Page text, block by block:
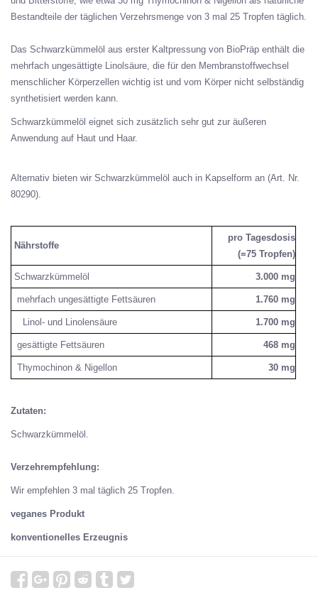
Bestandteile der täglichen Verzehrsmenge von 3 mal 25 Tropfen täglich.
Das Schwarzkümmelöl aus erster Kaltpressung von BioPräp enthält die
mehrfach ungesättigte Linolsäure, die für den Membranstoffwechsel
menschlicher Körperzellen wichtig ist und vom Körper nicht selbständig
synthetisiert werden kann.
Schwarzkümmelöl eignet sich zusätzlich sehr gut zur äußeren
Anwendung auf Haut und Haar.
Alternativ bieten wir Schwarzkümmelöl auch in Kapselform an (Art. Nr.
80290).
Nährstoffe
pro Tagesdosis
(=75 Tropfen)
Schwarzkümmelöl 3.000 mg
mehrfach ungesättigte Fettsäuren 1.760 mg
Linol- und Linolensäure 1.700 mg
gesättigte Fettsäuren 468 mg
Thymochinon & Nigellon 30 mg
Zutaten:
Schwarzkümmelöl.
Verzehrempfehlung:
Wir empfehlen 3 mal täglich 25 Tropfen.
veganes Produkt
konventionelles Erzeugnis